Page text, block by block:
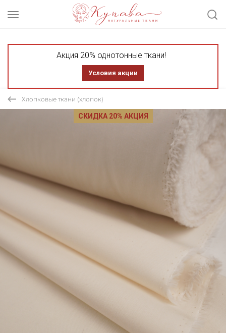
Акция 20% однотонные ткани!
Условия акции
Хлопковые ткани (хлопок)
СКИДКА 20% АКЦИЯ